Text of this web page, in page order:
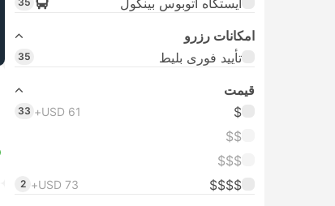
ایستگاه اتوبوس بینگول
امکانات رزرو
تأیید فوری بلیط
35
قیمت
$
USD 61+
33
$$
$$$
$$$$
USD 73+
2